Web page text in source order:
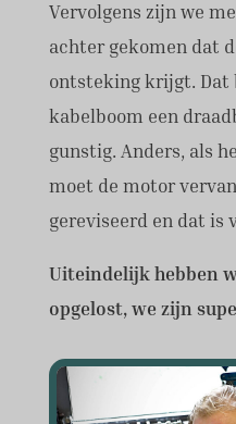
Vervolgens zijn we
achter gekomen dat
ontsteking krijgt.
kabelboom een
gunstig. Anders, als
moet de motor
gereviseerd en dat is
Uiteindelijk hebben
opgelost, we zijn